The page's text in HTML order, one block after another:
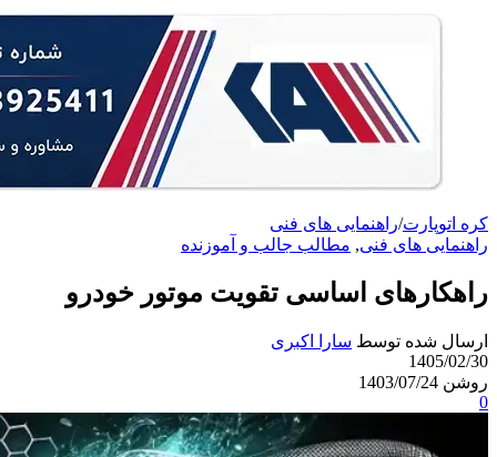
کره اتوپارت/راهنمایی های فنی
راهنمایی های فنی, مطالب جالب و آموزنده
راهکارهای اساسی تقویت موتور خودرو
ارسال شده توسط سارا اکبری
1405/02/30
روشن 1403/07/24
0